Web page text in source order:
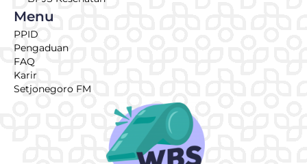
Menu
PPID
Pengaduan
FAQ
Karir
Setjonegoro FM